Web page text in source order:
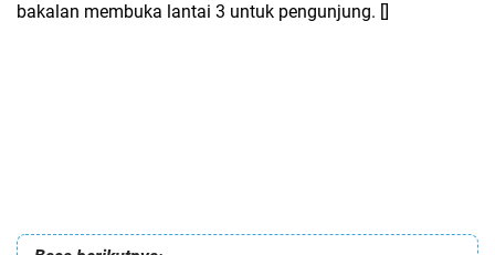
bakalan membuka lantai 3 untuk pengunjung. []